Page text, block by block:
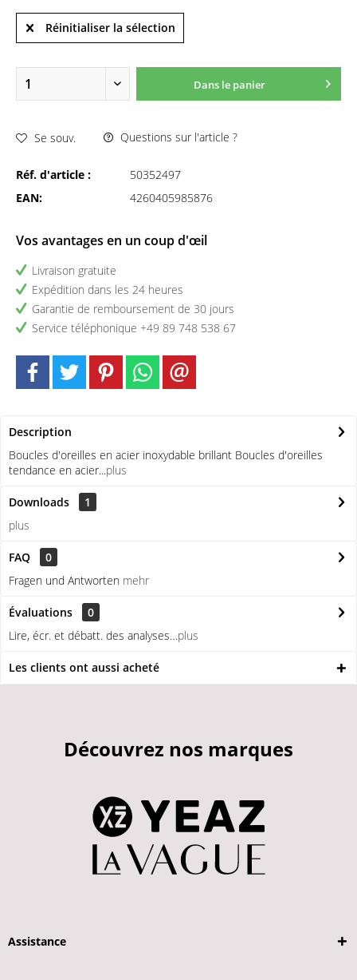
Réinitialiser la sélection
Dans le panier
Se souv. Questions sur l'article ?
Réf. d'article :
50352497
EAN:
4260405985876
Vos avantages en un coup d'œil
Livraison gratuite
Expédition dans les 24 heures
Garantie de remboursement de 30 jours
Service téléphonique +49 89 748 538 67
Description
Boucles d'oreilles en acier inoxydable brillant Boucles d'oreilles
tendance en acier...plus
Downloads
1
plus
FAQ
0
Fragen und Antworten mehr
Évaluations
0
Lire, écr. et débatt. des analyses…plus
Les clients ont aussi acheté
Découvrez nos marques
Assistance